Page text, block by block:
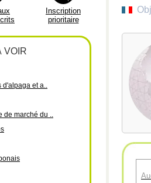
Inscription
prioritaire
VOIR
d'alpaga et a..
de marché du ..